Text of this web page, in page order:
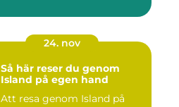
24. nov
Så här reser du genom
Island på egen hand
Att resa genom Island på